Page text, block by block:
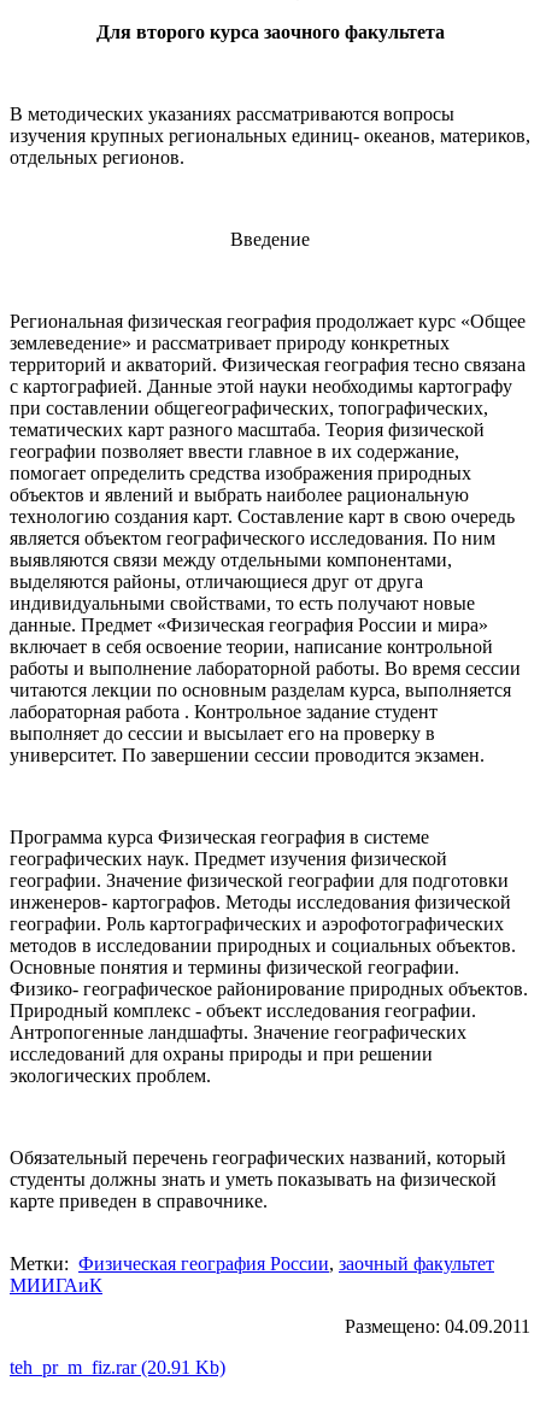
Для второго курса заочного факультета
В методических указаниях рассматриваются вопросы
изучения крупных региональных единиц- океанов, материков,
отдельных регионов.
Введение
Региональная физическая география продолжает курс «Общее
землеведение» и рассматривает природу конкретных
территорий и акваторий. Физическая география тесно связана
с картографией. Данные этой науки необходимы картографу
при составлении общегеографических, топографических,
тематических карт разного масштаба. Теория физической
географии позволяет ввести главное в их содержание,
помогает определить средства изображения природных
объектов и явлений и выбрать наиболее рациональную
технологию создания карт. Составление карт в свою очередь
является объектом географического исследования. По ним
выявляются связи между отдельными компонентами,
выделяются районы, отличающиеся друг от друга
индивидуальными свойствами, то есть получают новые
данные. Предмет «Физическая география России и мира»
включает в себя освоение теории, написание контрольной
работы и выполнение лабораторной работы. Во время сессии
читаются лекции по основным разделам курса, выполняется
лабораторная работа . Контрольное задание студент
выполняет до сессии и высылает его на проверку в
университет. По завершении сессии проводится экзамен.
Программа курса Физическая география в системе
географических наук. Предмет изучения физической
географии. Значение физической географии для подготовки
инженеров- картографов. Методы исследования физической
географии. Роль картографических и аэрофотографических
методов в исследовании природных и социальных объектов.
Основные понятия и термины физической географии.
Физико- географическое районирование природных объектов.
Природный комплекс - объект исследования географии.
Антропогенные ландшафты. Значение географических
исследований для охраны природы и при решении
экологических проблем.
Обязательный перечень географических названий, который
студенты должны знать и уметь показывать на физической
карте приведен в справочнике.
Метки: Физическая география России, заочный факультет
МИИГАиК
Размещено: 04.09.2011
teh_pr_m_fiz.rar (20.91 Kb)